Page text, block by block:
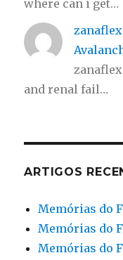
where can i get…
and renal fail…
ARTIGOS
Memórias do
Memórias do
Memórias do